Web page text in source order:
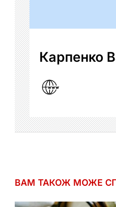
Карпенко
ВАМ ТАКОЖ МОЖЕ